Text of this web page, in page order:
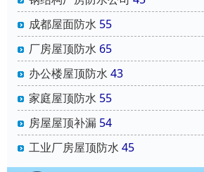
成都屋面防水 55
厂房屋顶防水 65
办公楼屋顶防水 43
家庭屋顶防水 55
房屋屋顶补漏 54
工业厂房屋顶防水 45